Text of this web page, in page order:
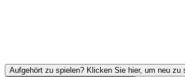
Aufgehört zu spielen? Klicken Sie hier, um neu zu